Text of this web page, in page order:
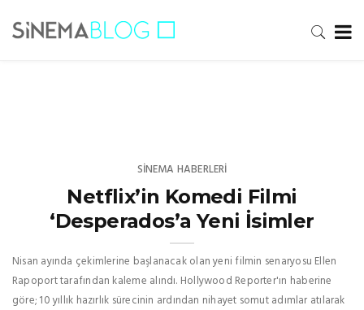
SINEMA HABERLERI
Netflix’in Komedi Filmi
‘Desperados’a Yeni İsimler
Nisan ayında çekimlerine başlanacak olan yeni filmin senaryosu Ellen
Rapoport tarafından kaleme alındı. Hollywood Reporter'ın haberine
göre; 10 yıllık hazırlık sürecinin ardından nihayet somut adımlar atılarak